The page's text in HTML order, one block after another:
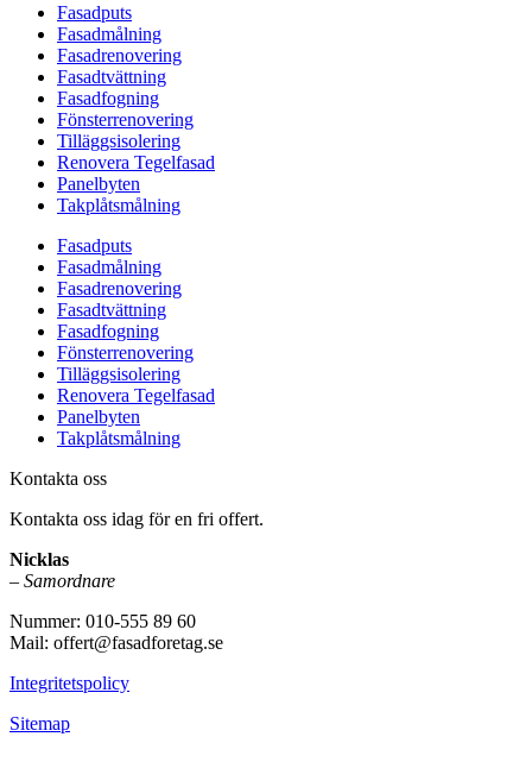
Fasadputs
Fasadmålning
Fasadrenovering
Fasadtvättning
Fasadfogning
Fönsterrenovering
Tilläggsisolering
Renovera Tegelfasad
Panelbyten
Takplåtsmålning
Fasadputs
Fasadmålning
Fasadrenovering
Fasadtvättning
Fasadfogning
Fönsterrenovering
Tilläggsisolering
Renovera Tegelfasad
Panelbyten
Takplåtsmålning
Kontakta oss
Kontakta oss idag för en fri offert.
Nicklas
– Samordnare
Nummer: 010-555 89 60
Mail: offert@fasadforetag.se
Integritetspolicy
Sitemap